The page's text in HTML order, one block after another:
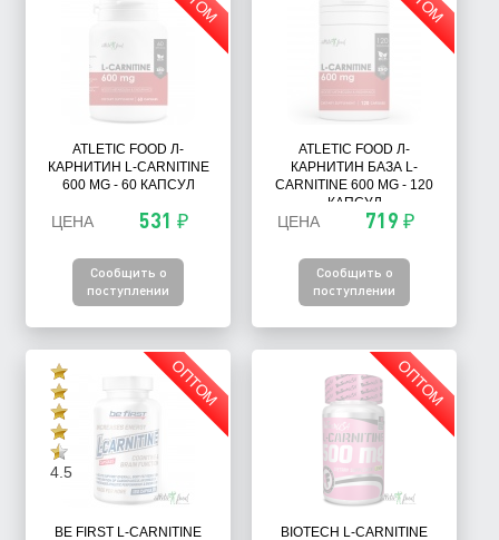
ATLETIC FOOD Л-
КАРНИТИН L-CARNITINE
600 MG - 60 КАПСУЛ
ЦЕНА 531 ₽
Сообщить о
поступлении
ATLETIC FOOD Л-
КАРНИТИН БАЗА L-
CARNITINE 600 MG - 120
КАПСУЛ
ЦЕНА 719 ₽
Сообщить о
поступлении
ОПТОМ
4.5
BE FIRST L-CARNITINE
ОПТОМ
BIOTECH L-CARNITINE